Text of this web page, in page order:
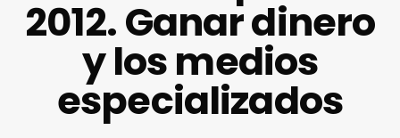
2012. Ganar dinero
y los medios
especializados